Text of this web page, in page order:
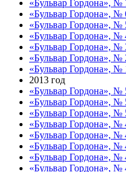
«Бульвар Гордона», №
«Бульвар Гордона», №
«Бульвар Гордона», №
«Бульвар Гордона», №
«Бульвар Гордона», №
«Бульвар Гордона», №
«Бульвар Гордона», №
2013 год
«Бульвар Гордона», №
«Бульвар Гордона», №
«Бульвар Гордона», №
«Бульвар Гордона», №
«Бульвар Гордона», №
«Бульвар Гордона», №
«Бульвар Гордона», №
«Бульвар Гордона», №